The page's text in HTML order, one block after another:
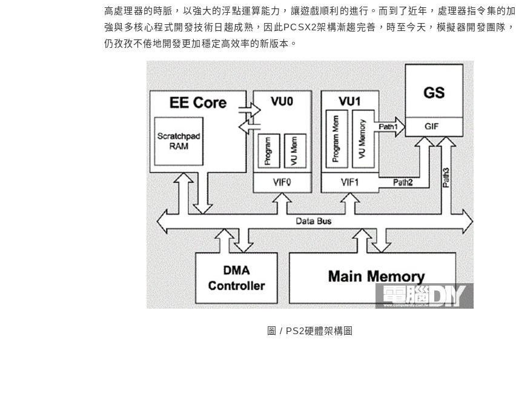
高處理器的時脈，以強大的浮點運算能力，讓遊戲順利的進行。而到了近年，處理器指令集的加
強與多核心程式開發技術日趨成熟，因此PCSX2架構漸趨完善，時至今天，模擬器開發團隊，
仍孜孜不倦地開發更加穩定高效率的新版本。
圖 / PS2硬體架構圖